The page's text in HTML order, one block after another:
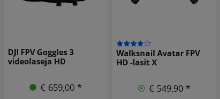
DJI FPV Goggles 3
videolaseja HD
€ 659,00 *
Walksnail Avatar FPV
HD -lasit X
€ 549,90 *